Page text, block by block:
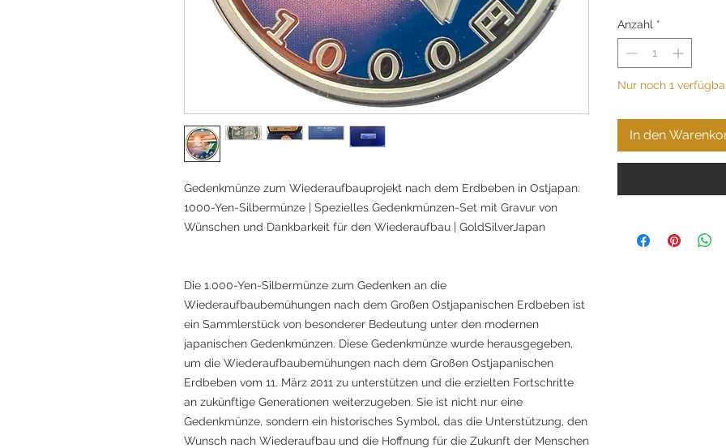
Gedenkmünze zum Wiederaufbauprojekt nach dem Erdbeben in Ostjapan:
1000-Yen-Silbermünze | Spezielles Gedenkmünzen-Set mit Gravur von
Wünschen und Dankbarkeit für den Wiederaufbau | GoldSilverJapan
Die 1.000-Yen-Silbermünze zum Gedenken an die
Wiederaufbaubemühungen nach dem Großen Ostjapanischen Erdbeben ist
ein Sammlerstück von besonderer Bedeutung unter den modernen
japanischen Gedenkmünzen. Diese Gedenkmünze wurde herausgegeben,
um die Wiederaufbaubemühungen nach dem Großen Ostjapanischen
Erdbeben vom 11. März 2011 zu unterstützen und die erzielten Fortschritte
an zukünftige Generationen weiterzugeben. Sie ist nicht nur eine
Gedenkmünze, sondern ein historisches Symbol, das die Unterstützung, den
Wunsch nach Wiederaufbau und die Hoffnung für die Zukunft der Menschen
Anzahl *
Nur noch 1
In den